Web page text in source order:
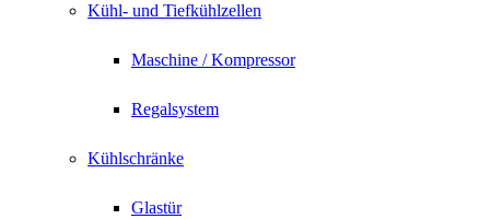
Kühl- und Tiefkühlzellen
Maschine / Kompressor
Regalsystem
Kühlschränke
Glastür